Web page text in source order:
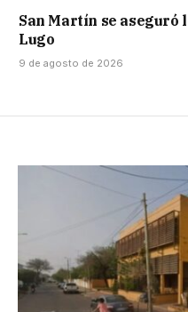
San Martín se aseguró
Lugo
9 de agosto de 2026